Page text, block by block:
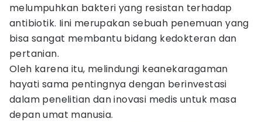
melumpuhkan bakteri yang resistan terhadap
antibiotik. Iini merupakan sebuah penemuan yang
bisa sangat membantu bidang kedokteran dan
pertanian.
Oleh karena itu, melindungi keanekaragaman
hayati sama pentingnya dengan berinvestasi
dalam penelitian dan inovasi medis untuk masa
depan umat manusia.